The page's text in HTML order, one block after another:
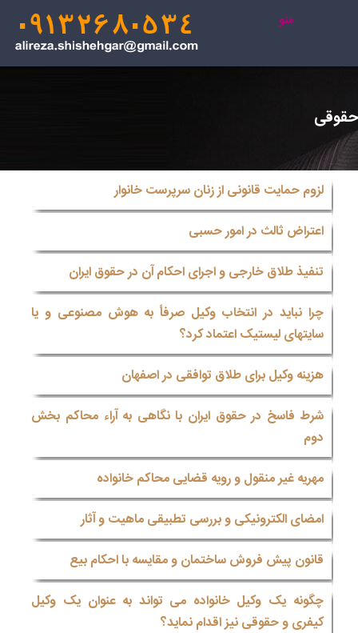
منو
حقوقی
لزوم حمایت قانونی از زنان سرپرست خانوار
اعتراض ثالث در امور حسبی
تنفیذ طلاق خارجی و اجرای احکام آن در حقوق ایران
چرا نباید در انتخاب وکیل صرفاً به هوش مصنوعی و یا
سایتهای لیستیک اعتماد کرد؟
هزینه وکیل برای طلاق توافقی در اصفهان
شرط فاسخ در حقوق ایران با نگاهی به آراء محاکم بخش
دوم
مهریه غیر منقول و رویه قضایی محاکم خانواده
امضای الکترونیکی و بررسی تطبیقی ماهیت و آثار
قانون پیش فروش ساختمان و مقایسه با احکام بیع
چگونه یک وکیل خانواده می تواند به عنوان یک وکیل
کیفری و حقوقی نیز اقدام نماید؟